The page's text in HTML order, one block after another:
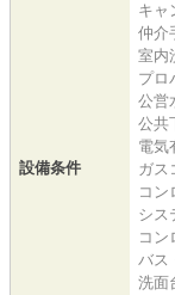
設備条件
キャ
仲介
室内
プロ
公営
公共
電気
ガス
コン
シス
コン
バス
洗面